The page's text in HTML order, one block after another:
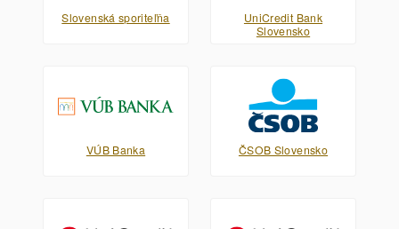
Slovenská sporiteľňa
UniCredit Bank
Slovensko
VÚB Banka ČSOB Slovensko